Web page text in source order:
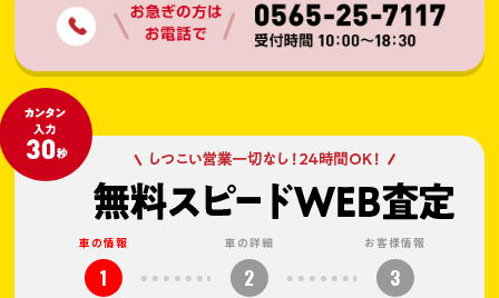
車の情報
1
車の詳細
2
お客様情報
3